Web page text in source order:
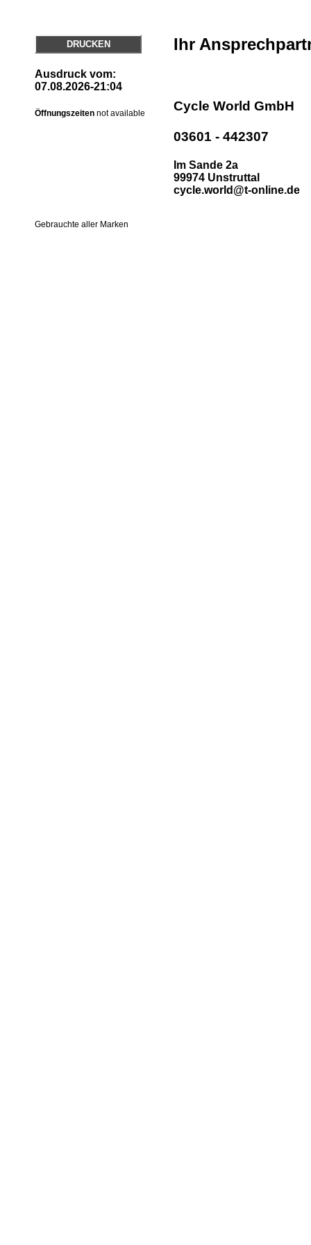
DRUCKEN
Ausdruck vom:
07.08.2026-21:04
Öffnungszeiten not available
Ihr
Cycle World GmbH
03601 - 442307
Im Sande 2a
99974 Unstruttal
cycle.world@t-online.de
Gebrauchte aller Marken